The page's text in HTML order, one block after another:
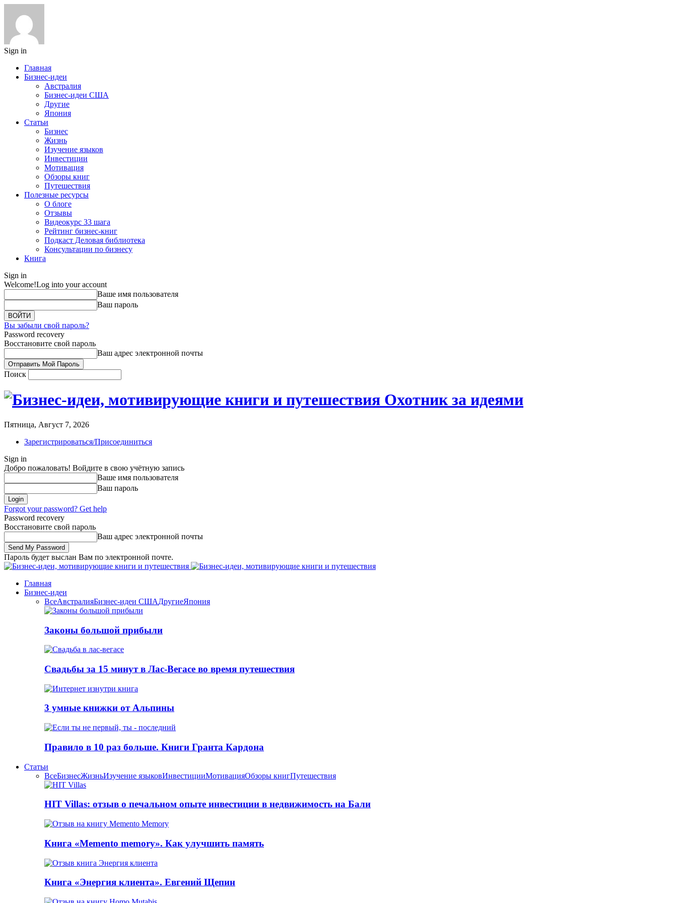
Sign in
Главная
Бизнес-идеи
Австралия
Бизнес-идеи США
Другие
Япония
Статьи
Бизнес
Жизнь
Изучение языков
Инвестиции
Мотивация
Обзоры книг
Путешествия
Полезные ресурсы
О блоге
Отзывы
Видеокурс 33 шага
Рейтинг бизнес-книг
Подкаст Деловая библиотека
Консультации по бизнесу
Книга
Sign in
Welcome!Log into your account
Ваше имя пользователя
Ваш пароль
Вы забыли свой пароль?
Password recovery
Восстановите свой пароль
Ваш адрес электронной почты
Поиск
Охотник за идеями
Пятница, Август 7, 2026
Зарегистрироваться/Присоединиться
Sign in
Добро пожаловать! Войдите в свою учётную запись
Ваше имя пользователя
Ваш пароль
Forgot your password? Get help
Password recovery
Восстановите свой пароль
Ваш адрес электронной почты
Пароль будет выслан Вам по электронной почте.
Главная
Бизнес-идеи
ВсеАвстралияБизнес-идеи СШАДругиеЯпония
Законы большой прибыли
Свадьбы за 15 минут в Лас-Вегасе во время путешествия
3 умные книжки от Альпины
Правило в 10 раз больше. Книги Грантa Кардона
Статьи
ВсеБизнесЖизньИзучение языковИнвестицииМотивацияОбзоры книгПутешествия
HIT Villas: отзыв о печальном опыте инвестиции в недвижимость на Бали
Книга «Memento memory». Как улучшить память
Книга «Энергия клиента». Евгений Щепин